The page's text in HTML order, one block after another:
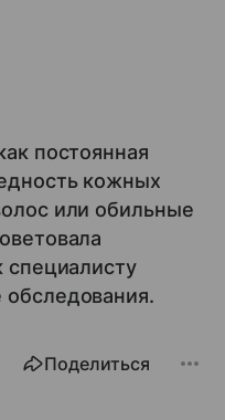
постоянная
кожных
или обильные
специалисту
Поделиться